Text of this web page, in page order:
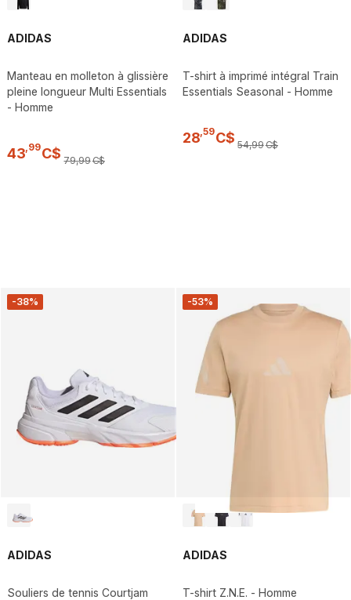
ADIDAS
Manteau en molleton à glissière
pleine longueur Multi Essentials
- Homme
43,99C$ 79,99C$
ADIDAS
T-shirt à imprimé intégral Train
Essentials Seasonal - Homme
28,59C$ 54,99C$
-38%
ADIDAS
Souliers de tennis Courtjam
-53%
ADIDAS
T-shirt Z.N.E. - Homme